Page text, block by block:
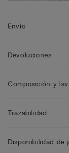
Envío
Devoluciones
Composición y
Trazabilidad
Disponibilidad de